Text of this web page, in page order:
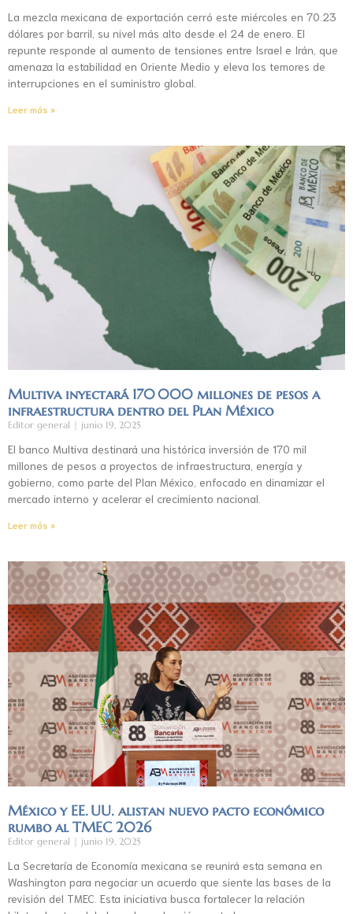
La mezcla mexicana de exportación cerró este miércoles en 70.23
dólares por barril, su nivel más alto desde el 24 de enero. El
repunte responde al aumento de tensiones entre Israel e Irán, que
amenaza la estabilidad en Oriente Medio y eleva los temores de
interrupciones en el suministro global.
Leer más »
Multiva inyectará 170 000 millones de pesos a
infraestructura dentro del Plan México
Editor general junio 19, 2025
El banco Multiva destinará una histórica inversión de 170 mil
millones de pesos a proyectos de infraestructura, energía y
gobierno, como parte del Plan México, enfocado en dinamizar el
mercado interno y acelerar el crecimiento nacional.
Leer más »
México y EE. UU. alistan nuevo pacto económico
rumbo al TMEC 2026
Editor general junio 19, 2025
La Secretaría de Economía mexicana se reunirá esta semana en
Washington para negociar un acuerdo que siente las bases de la
revisión del TMEC. Esta iniciativa busca fortalecer la relación